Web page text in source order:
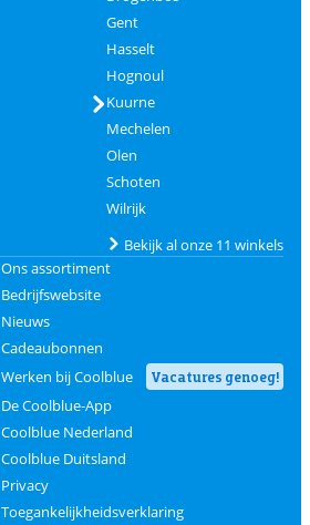
Gent
Hasselt
Hognoul
Kuurne
Mechelen
Olen
Schoten
Wilrijk
Bekijk al onze 11 winkels
Ons assortiment
Bedrijfswebsite
Nieuws
Cadeaubonnen
Werken bij Coolblue
Vacatures genoeg!
De Coolblue-App
Coolblue Nederland
Coolblue Duitsland
Privacy
Toegankelijkheidsverklaring